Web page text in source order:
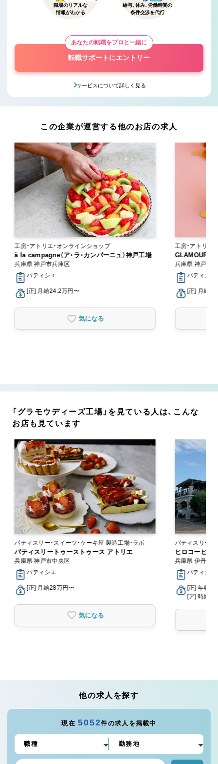
職場のリアルな
情報がわかる
給与、休み、労働時間の
条件交渉を代行
あなたの転職をプロと一緒に
転職サポートにエントリー
サービスについて詳しく見る
この企業が運営する他のお店の求人
工房・アトリエ・オンラインショップ
à la campagne（ア・ラ・カンパーニュ）神戸工場
兵庫県 神戸市兵庫区
パティシエ
[正] 月給24.2万円〜
気になる
工房・アトリエ
兵庫県 神戸市
パティシエ
[正] 月給
「グラモウディーズ工場」を見ている人は、こんな
お店も見ています
パティスリー・スイーツ・ケーキ屋 製造工場・ラボ
パティスリートゥーストゥース アトリエ
兵庫県 神戸市中央区
パティシエ
[正] 月給28万円〜
気になる
ヒロコーヒー
兵庫県 伊丹市
パティシエ
[正] 年収
[ア] 時給
他の求人を探す
現在5052件の求人を掲載中